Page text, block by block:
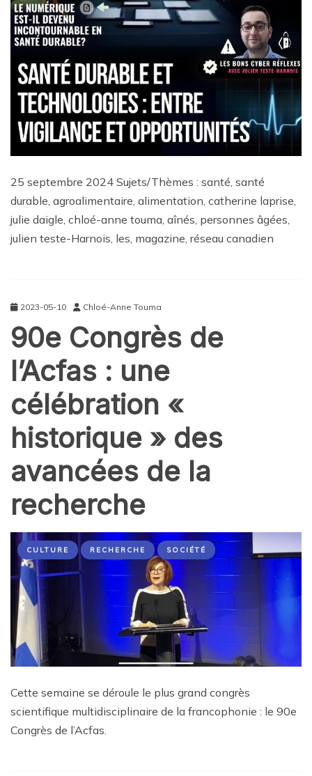
25 septembre 2024 Sujets/Thèmes : santé, santé
durable, agroalimentaire, alimentation, catherine laprise,
julie daigle, chloé-anne touma, aînés, personnes âgées,
julien teste-Harnois, les, magazine, réseau canadien
2023-05-10 Chloé-Anne Touma
90e Congrès de
l’Acfas : une
célébration «
historique » des
avancées de la
recherche
CULTURE RECHERCHE SOCIÉTÉ
Cette semaine se déroule le plus grand congrès
scientifique multidisciplinaire de la francophonie : le 90e
Congrès de l’Acfas.